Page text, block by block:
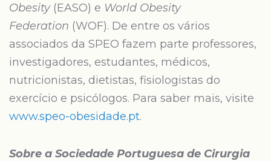
Obesity(EASO) e World Obesity
Federation (WOF). De entre os vários
associados da SPEO fazem parte professores,
investigadores, estudantes, médicos,
nutricionistas, dietistas, fisiologistas do
exercício e psicólogos. Para saber mais, visite
www.speo-obesidade.pt.
Sobre a Sociedade Portuguesa de Cirurgia